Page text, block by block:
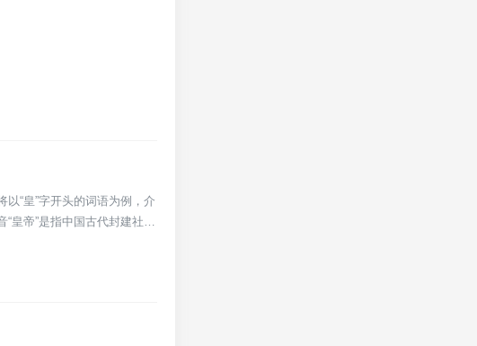
“皇”字开头的词语为例，介
皇帝”是指中国古代封建社会